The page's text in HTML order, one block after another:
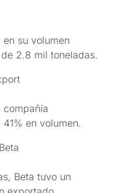
su volumen
2.8 mil toneladas.
compañía
en volumen.
Beta tuvo un